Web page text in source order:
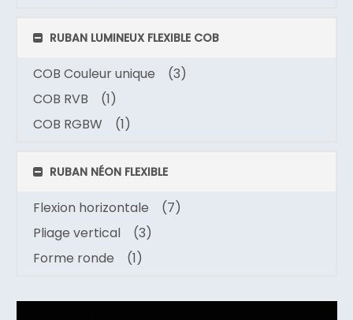
RUBAN LUMINEUX FLEXIBLE COB
COB Couleur unique
(3)
COB RVB
(1)
COB RGBW
(1)
RUBAN NÉON FLEXIBLE
Flexion horizontale
(7)
Pliage vertical
(3)
Forme ronde
(1)